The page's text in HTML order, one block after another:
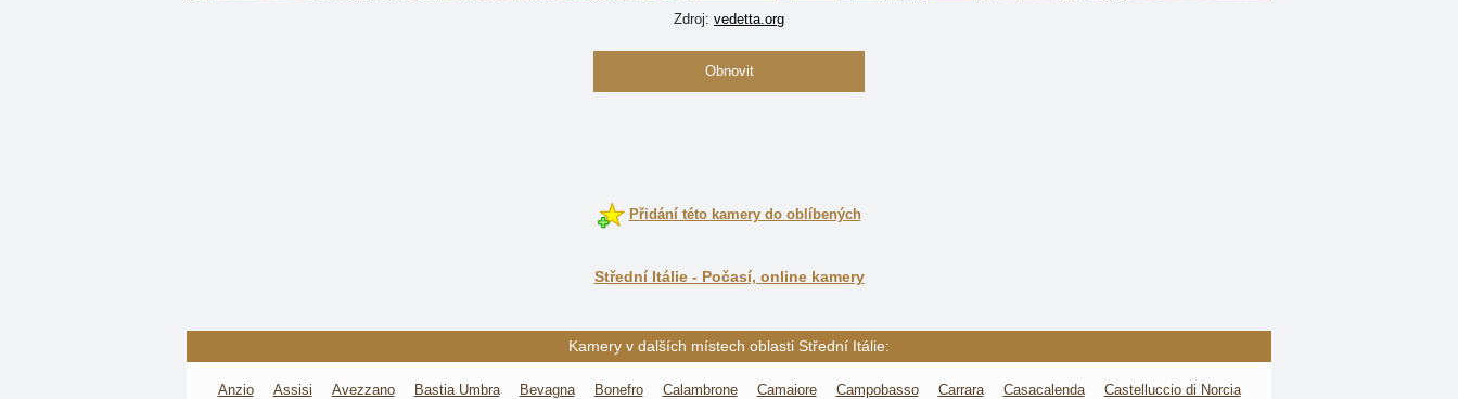
Zdroj: vedetta.org
Obnovit
Přidání této kamery do oblíbených
Střední Itálie - Počasí, online kamery
Kamery v dalších místech oblasti Střední Itálie:
Anzio Assisi Avezzano Bastia Umbra Bevagna Bonefro Calambrone Camaiore Campobasso Carrara Casacalenda Castelluccio di Norcia